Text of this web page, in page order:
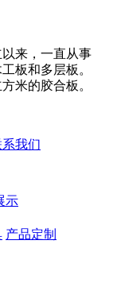
来，一直从事
板和多层板。
米的胶合板。
我们
示
产品定制